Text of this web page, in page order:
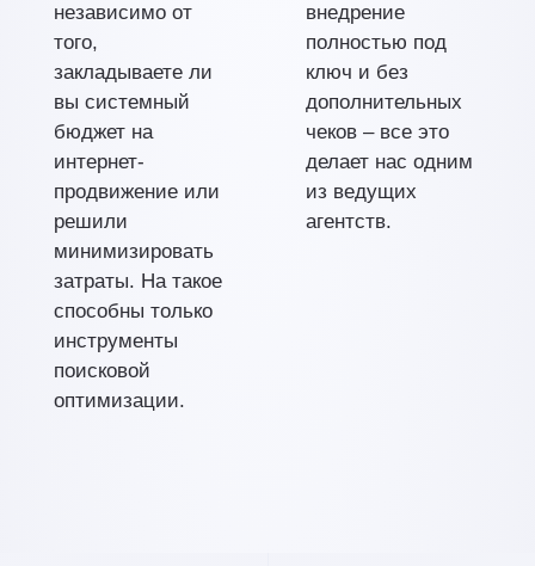
независимо от
того,
закладываете ли
вы системный
бюджет на
интернет-
продвижение или
решили
минимизировать
затраты. На такое
способны только
инструменты
поисковой
оптимизации.
внедрение
полностью под
ключ и без
дополнительных
чеков – все это
делает нас одним
из ведущих
агентств.